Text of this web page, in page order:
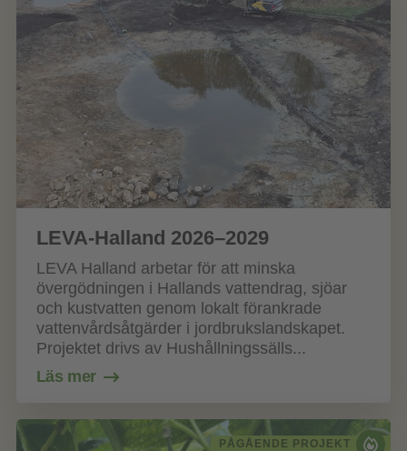
LEVA-Halland 2026–2029
LEVA Halland arbetar för att minska
övergödningen i Hallands vattendrag, sjöar
och kustvatten genom lokalt förankrade
vattenvårdsåtgärder i jordbrukslandskapet.
Projektet drivs av Hushållningssälls...
Läs mer
PÅGÅENDE PROJEKT